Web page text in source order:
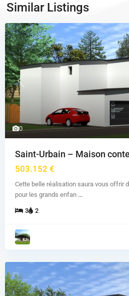
Similar Listings
0
Previous
Saint-Urbain – Maison
503.152 €
Cette belle réalisation saura vous offrir
pour les grands enfan ...
3 2